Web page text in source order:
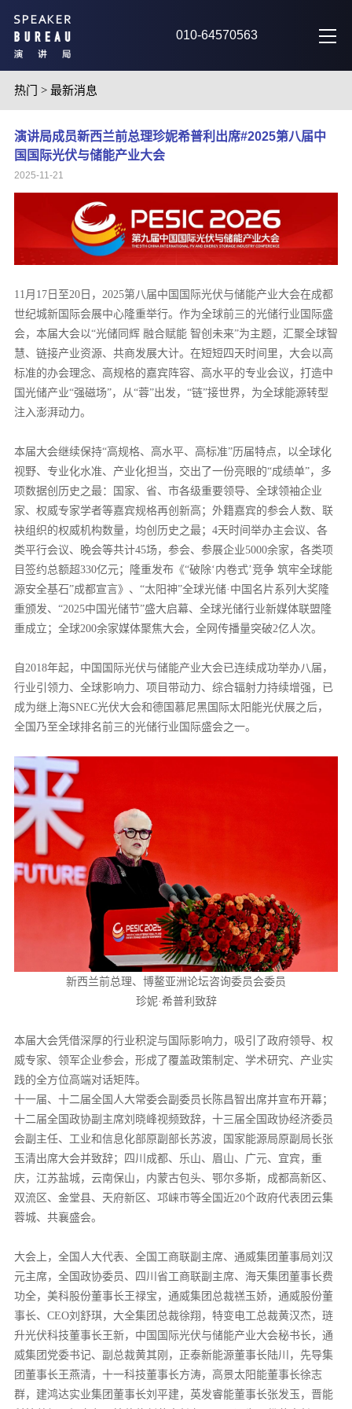
010-64570563
热门 > 最新消息
演讲局成员新西兰前总理珍妮希普利出席#2025第八届中
国国际光伏与储能产业大会
2025-11-21
11月17日至20日，2025第八届中国国际光伏与储能产业大会在成都
世纪城新国际会展中心隆重举行。作为全球前三的光储行业国际盛
会，本届大会以“光储同辉 融合赋能 智创未来”为主题，汇聚全球智
慧、链接产业资源、共商发展大计。在短短四天时间里，大会以高
标准的办会理念、高规格的嘉宾阵容、高水平的专业会议，打造中
国光储产业“强磁场”，从“蓉”出发，“链”接世界，为全球能源转型
注入澎湃动力。
本届大会继续保持“高规格、高水平、高标准”历届特点，以全球化
视野、专业化水准、产业化担当，交出了一份亮眼的“成绩单”，多
项数据创历史之最：国家、省、市各级重要领导、全球领袖企业
家、权威专家学者等嘉宾规格再创新高；外籍嘉宾的参会人数、联
袂组织的权威机构数量，均创历史之最；4天时间举办主会议、各
类平行会议、晚会等共计45场，参会、参展企业5000余家，各类项
目签约总额超330亿元；隆重发布《“破除‘内卷式’竞争 筑牢全球能
源安全基石”成都宣言》、“太阳神”全球光储·中国名片系列大奖隆
重颁发、“2025中国光储节”盛大启幕、全球光储行业新媒体联盟隆
重成立；全球200余家媒体聚焦大会，全网传播量突破2亿人次。
自2018年起，中国国际光伏与储能产业大会已连续成功举办八届，
行业引领力、全球影响力、项目带动力、综合辐射力持续增强，已
成为继上海SNEC光伏大会和德国慕尼黑国际太阳能光伏展之后，
全国乃至全球排名前三的光储行业国际盛会之一。
新西兰前总理、博鳌亚洲论坛咨询委员会委员
珍妮·希普利致辞
本届大会凭借深厚的行业积淀与国际影响力，吸引了政府领导、权
威专家、领军企业参会，形成了覆盖政策制定、学术研究、产业实
践的全方位高端对话矩阵。
十一届、十二届全国人大常委会副委员长陈昌智出席并宣布开幕；
十二届全国政协副主席刘晓峰视频致辞，十三届全国政协经济委员
会副主任、工业和信息化部原副部长苏波，国家能源局原副局长张
玉清出席大会并致辞；四川成都、乐山、眉山、广元、宜宾，重
庆，江苏盐城，云南保山，内蒙古包头、鄂尔多斯，成都高新区、
双流区、金堂县、天府新区、邛崃市等全国近20个政府代表团云集
蓉城、共襄盛会。
大会上，全国人大代表、全国工商联副主席、通威集团董事局刘汉
元主席，全国政协委员、四川省工商联副主席、海天集团董事长费
功全，美科股份董事长王禄宝，通威集团总裁禚玉娇，通威股份董
事长、CEO刘舒琪，大全集团总裁徐翔，特变电工总裁黄汉杰，琏
升光伏科技董事长王新，中国国际光伏与储能产业大会秘书长，通
威集团党委书记、副总裁黄其刚，正泰新能源董事长陆川，先导集
团董事长王燕清，十一科技董事长方涛，高景太阳能董事长徐志
群，建鸿达实业集团董事长刘平建，英发睿能董事长张发玉，晋能